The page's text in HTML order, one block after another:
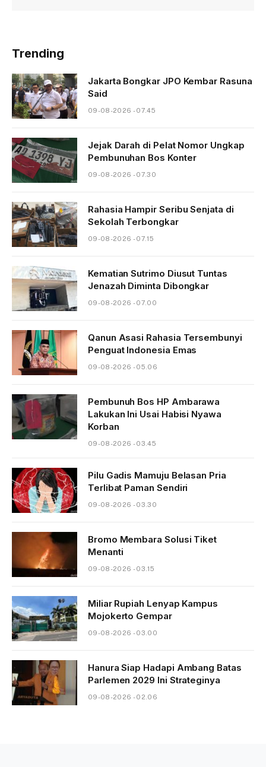
Trending
Jakarta Bongkar JPO Kembar Rasuna
Said
09-08-2026 - 07.45
Jejak Darah di Pelat Nomor Ungkap
Pembunuhan Bos Konter
09-08-2026 - 07.30
Rahasia Hampir Seribu Senjata di
Sekolah Terbongkar
09-08-2026 - 07.15
Kematian Sutrimo Diusut Tuntas
Jenazah Diminta Dibongkar
09-08-2026 - 07.00
Qanun Asasi Rahasia Tersembunyi
Penguat Indonesia Emas
09-08-2026 - 05.06
Pembunuh Bos HP Ambarawa
Lakukan Ini Usai Habisi Nyawa
Korban
09-08-2026 - 03.45
Pilu Gadis Mamuju Belasan Pria
Terlibat Paman Sendiri
09-08-2026 - 03.30
Bromo Membara Solusi Tiket
Menanti
09-08-2026 - 03.15
Miliar Rupiah Lenyap Kampus
Mojokerto Gempar
09-08-2026 - 03.00
Hanura Siap Hadapi Ambang Batas
Parlemen 2029 Ini Strateginya
09-08-2026 - 02.06